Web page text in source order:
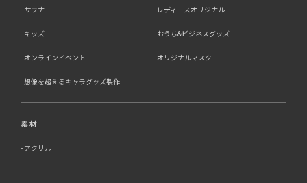
サウナ レディースオリジナル
キッズ おうち&ビジネスグッズ
オンラインイベント オリジナルマスク
想像を超えるキャラグッズ製作
素材
アクリル